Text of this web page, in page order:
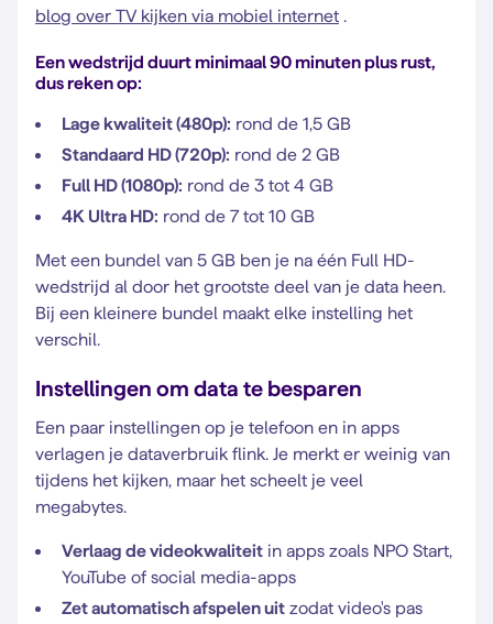
blog over TV kijken via mobiel internet .
Een wedstrijd duurt minimaal 90 minuten plus rust,
dus reken op:
Lage kwaliteit (480p): rond de 1,5 GB
Standaard HD (720p): rond de 2 GB
Full HD (1080p): rond de 3 tot 4 GB
4K Ultra HD: rond de 7 tot 10 GB
Met een bundel van 5 GB ben je na één Full HD-
wedstrijd al door het grootste deel van je data heen.
Bij een kleinere bundel maakt elke instelling het
verschil.
Instellingen om data te besparen
Een paar instellingen op je telefoon en in apps
verlagen je dataverbruik flink. Je merkt er weinig van
tijdens het kijken, maar het scheelt je veel
megabytes.
Verlaag de videokwaliteit in apps zoals NPO Start,
YouTube of social media-apps
Zet automatisch afspelen uit zodat video's pas